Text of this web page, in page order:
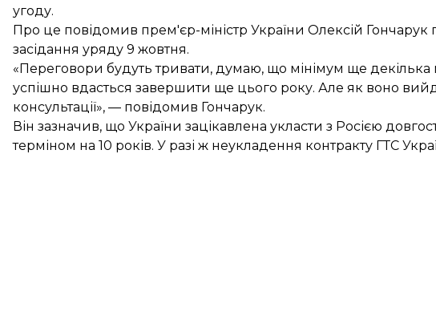
угоду.
Про це повідомив прем'єр-міністр України Олексій Гончарук
засідання уряду 9 жовтня.
«Переговори будуть тривати, думаю, що мінімум ще декілька
успішно вдасться завершити ще цього року. Але як воно
консультації», — повідомив Гончарук.
Він зазначив, що України зацікавлена укласти з Росією
терміном на 10 років. У разі ж неукладення контракту ГТС